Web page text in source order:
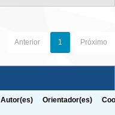
Anterior 1 Próximo
Autor(es) Orientador(es)